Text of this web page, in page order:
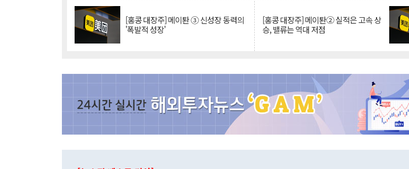
[홍콩 대장주] 메이퇀 ③ 신성장 동력의
'폭발적 성장'
[홍콩 대장주] 메이퇀② 실적은 고속 상
승, 밸류는 역대 저점